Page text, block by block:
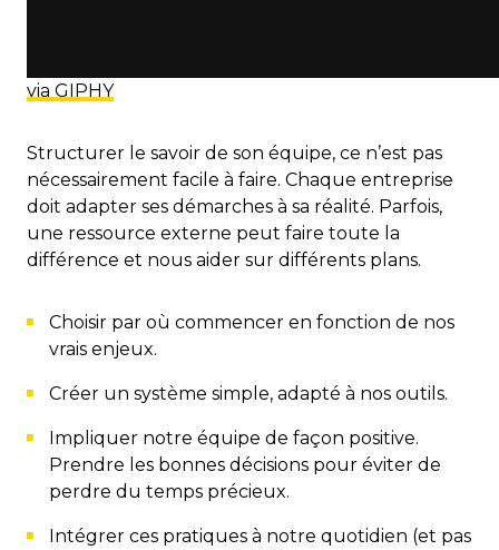
via GIPHY
Structurer le savoir de son équipe, ce n’est pas
nécessairement facile à faire. Chaque entreprise
doit adapter ses démarches à sa réalité. Parfois,
une ressource externe peut faire toute la
différence et nous aider sur différents plans.
Choisir par où commencer en fonction de nos
vrais enjeux.
Créer un système simple, adapté à nos outils.
Impliquer notre équipe de façon positive.
Prendre les bonnes décisions pour éviter de
perdre du temps précieux.
Intégrer ces pratiques à notre quotidien (et pas